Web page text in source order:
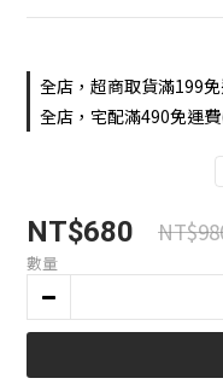
全店，超商取貨滿199
全店，宅配滿490免運
NT$680
數量